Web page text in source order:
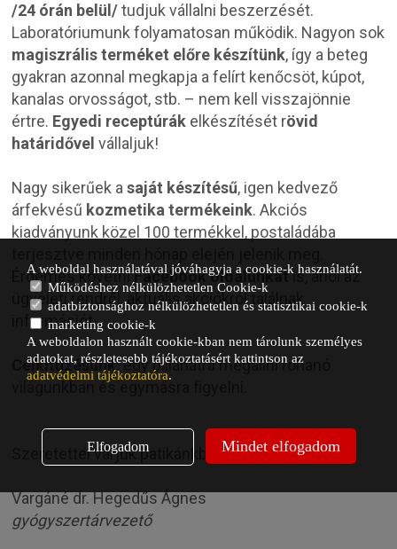
/24 órán belül/tudjuk vállalni beszerzését.
Laboratóriumunk folyamatosan működik. Nagyon sok
magiszrális terméket előre készítünk, így a beteg
gyakran azonnal megkapja a felírt kenőcsöt, kúpot,
kanalas orvosságot, stb. – nem kell visszajönnie
értre. Egyedi receptúrák elkészítését rövid
határidővel vállaljuk!
Nagy sikerűek asaját készítésű, igen kedvező
árfekvésű kozmetika termékeink. Akciós
kiadványunk közel 100 termékkel, postaládába
Érdemes követniFacebook oldalunkatis, ahol az
ügyeleti rendről, aktuális akciókról találnak
információt.
Célkitűzésünk: egy pillanatra megállni rohanó
világunkban és egymásra figyelni.
Szeretettel várjuk patikánkban:
Vargáné dr. Hegedűs Ágnes
gyógyszertárvezető
A weboldal használatával jóváhagyja a cookie-k használatát.
Működéshez nélkülözhetetlen Cookie-k
adatbiztonsághoz nélkülözhetetlen és statisztikai cookie-k
marketing cookie-k
A weboldalon használt cookie-kban nem tárolunk személyes
adatokat, részletesebb tájékoztatásért kattintson az
adatvédelmi tájékoztatóra.
Elfogadom Mindet elfogadom